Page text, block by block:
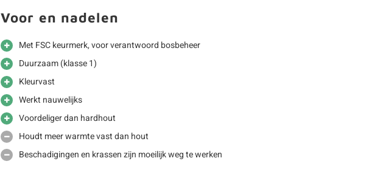
Voor en nadelen
Met FSC keurmerk, voor verantwoord bosbeheer
Duurzaam (klasse 1)
Kleurvast
Werkt nauwelijks
Voordeliger dan hardhout
Houdt meer warmte vast dan hout
Beschadigingen en krassen zijn moeilijk weg te werken